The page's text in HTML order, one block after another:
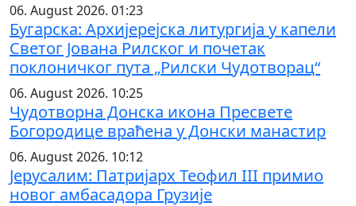
06. August 2026. 01:23
Бугарска: Архијерејска литургија у капели
Светог Јована Рилског и почетак
поклоничког пута „Рилски Чудотворац“
06. August 2026. 10:25
Чудотворна Донска икона Пресвете
Богородице враћена у Донски манастир
06. August 2026. 10:12
Јерусалим: Патријарх Теофил III примио
новог амбасадора Грузије